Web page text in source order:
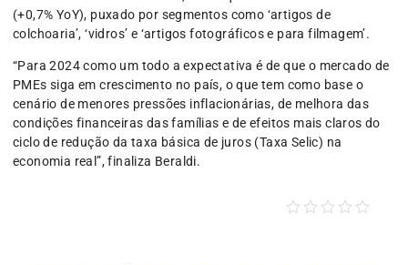
(+0,7% YoY), puxado por segmentos como ‘artigos de
colchoaria’, ‘vidros’ e ‘artigos fotográficos e para filmagem’.
“Para 2024 como um todo a expectativa é de que o mercado de
PMEs siga em crescimento no país, o que tem como base o
cenário de menores pressões inflacionárias, de melhora das
condições financeiras das famílias e de efeitos mais claros do
ciclo de redução da taxa básica de juros (Taxa Selic) na
economia real”, finaliza Beraldi.